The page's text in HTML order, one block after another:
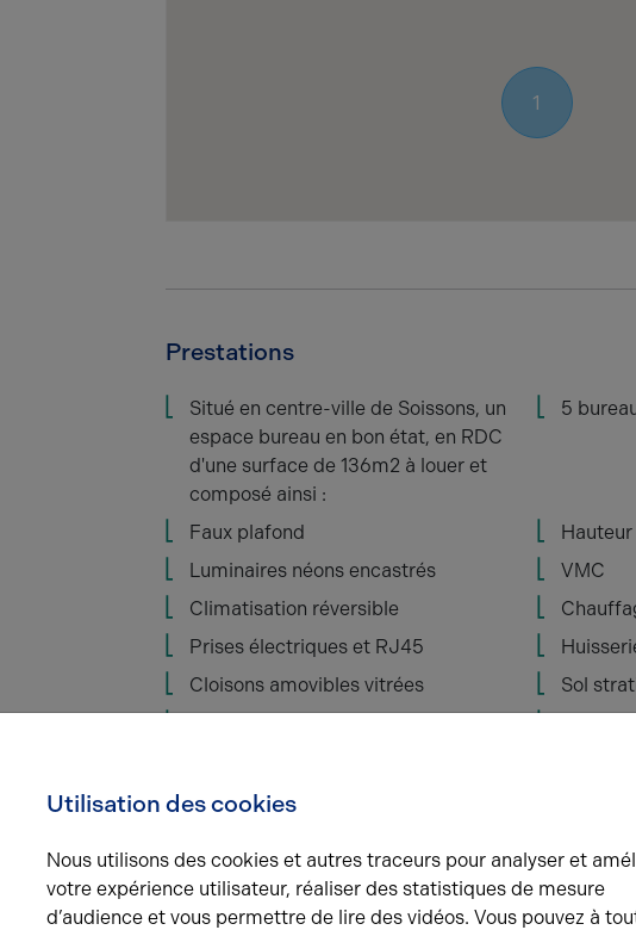
1
Prestations
Situé en centre-ville de Soissons, un
espace bureau en bon état, en RDC
d'une surface de 136m2 à louer et
composé ainsi :
5
Faux plafond
Luminaires néons encastrés
VMC
Climatisation réversible
Prises électriques et RJ45
Cloisons amovibles vitrées
Sol
Surface RDC : 0 m²
Une question ?
Utilisation des cookies
Nous utilisons des cookies et autres traceurs pour analyser et
votre expérience utilisateur, réaliser des statistiques de mesure
d’audience et vous permettre de lire des vidéos. Vous pouvez à